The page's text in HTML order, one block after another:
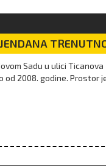
Sadu u ulici
od 2008. godine. Prostor